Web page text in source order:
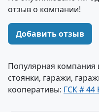
отзыв о компании!
Добавить отзыв
Популярная
стоянки, гаражи,
кооперативы: ГСК # 44